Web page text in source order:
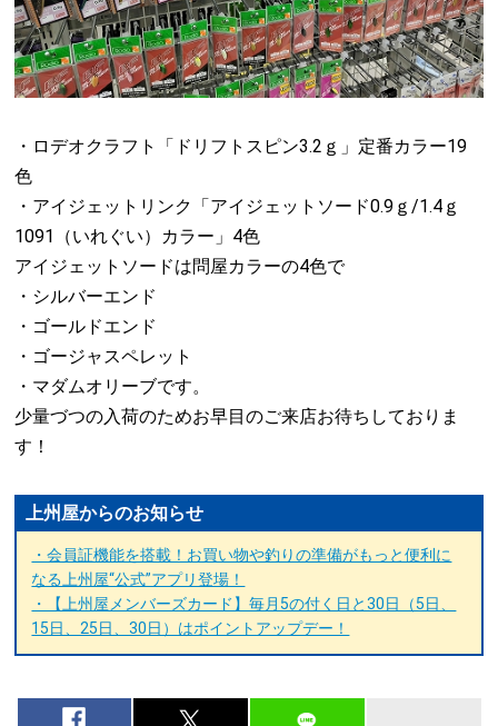
・ロデオクラフト「ドリフトスピン3.2ｇ」定番カラー19
色
・アイジェットリンク「アイジェットソード0.9ｇ/1.4ｇ
1091（いれぐい）カラー」4色
アイジェットソードは問屋カラーの4色で
・シルバーエンド
・ゴールドエンド
・ゴージャスペレット
・マダムオリーブです。
少量づつの入荷のためお早目のご来店お待ちしておりま
す！
上州屋からのお知らせ
・会員証機能を搭載！お買い物や釣りの準備がもっと便利に
なる上州屋“公式”アプリ登場！
・【上州屋メンバーズカード】毎月5の付く日と30日（5日、
15日、25日、30日）はポイントアップデー！